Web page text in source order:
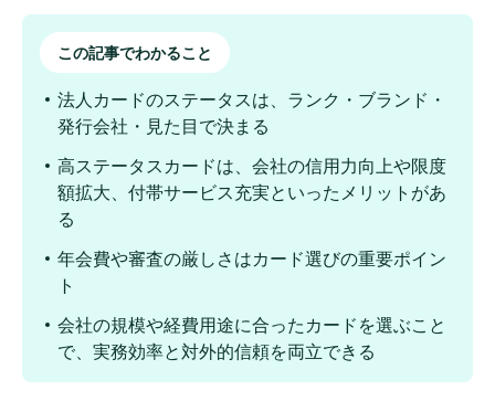
この記事でわかること
法人カードのステータスは、ランク・ブランド・
発行会社・見た目で決まる
高ステータスカードは、会社の信用力向上や限度
額拡大、付帯サービス充実といったメリットがあ
る
年会費や審査の厳しさはカード選びの重要ポイン
ト
会社の規模や経費用途に合ったカードを選ぶこと
で、実務効率と対外的信頼を両立できる